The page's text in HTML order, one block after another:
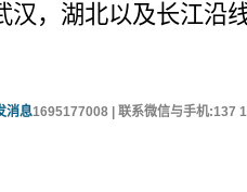
汉，湖北以及长江沿
1695177008 | 联系微信与手机:137